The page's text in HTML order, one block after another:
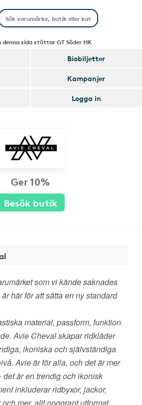
denna sida stöttar GT Söder HK
Biobiljetter
Kampanjer
Logga in
Ger 10%
Besök butik
som vi kände saknades
här för att sätta en ny standard
material, passform, funktion
Avie Cheval skapar ridkläder
ikoniska och självständiga
Avie är för alla, och det är mer
det är en trendig och ikonisk
inkluderar ridbyxor, jackor,